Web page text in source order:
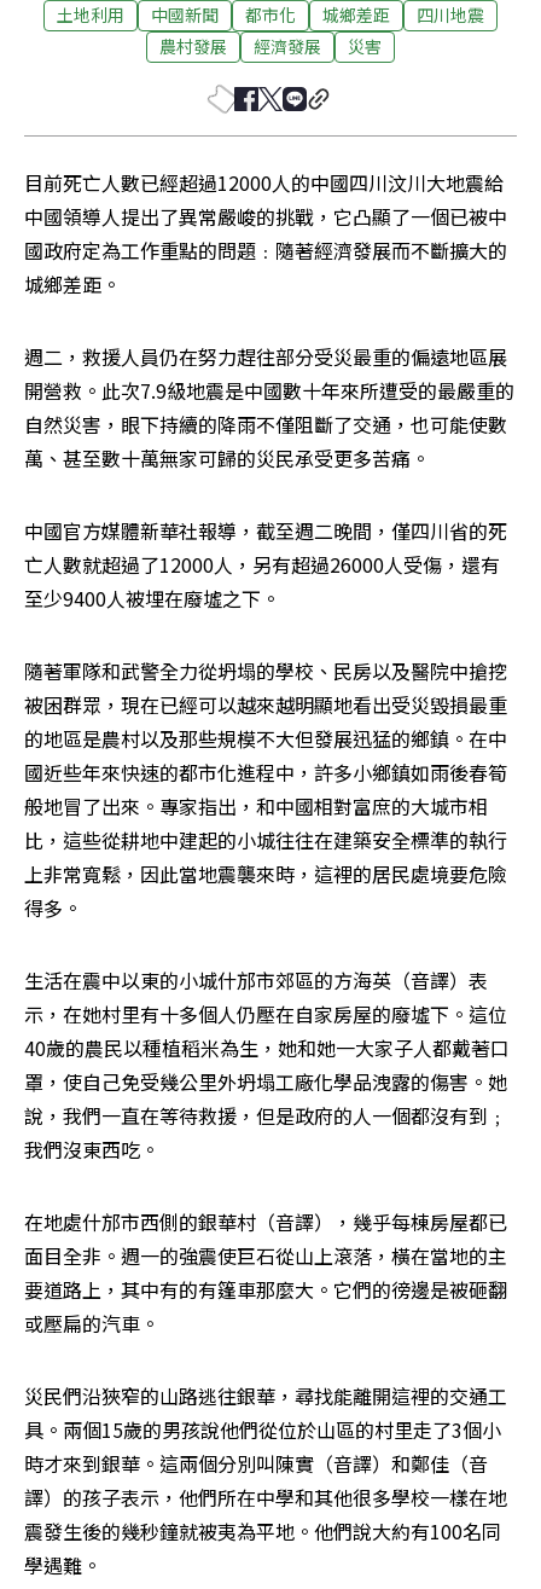
土地利用 中國新聞 都市化 城鄉差距
四川地震
農村發展
經濟發展 災害
目前死亡人數已經超過12000人的中國四川汶川大地震給
中國領導人提出了異常嚴峻的挑戰，它凸顯了一個已被中
國政府定為工作重點的問題﹕隨著經濟發展而不斷擴大的
城鄉差距。
週二，救援人員仍在努力趕往部分受災最重的偏遠地區展
開營救。此次7.9級地震是中國數十年來所遭受的最嚴重的
自然災害，眼下持續的降雨不僅阻斷了交通，也可能使數
萬、甚至數十萬無家可歸的災民承受更多苦痛。
中國官方媒體新華社報導，截至週二晚間，僅四川省的死
亡人數就超過了12000人，另有超過26000人受傷，還有
至少9400人被埋在廢墟之下。
隨著軍隊和武警全力從坍塌的學校、民房以及醫院中搶挖
被困群眾，現在已經可以越來越明顯地看出受災毀損最重
的地區是農村以及那些規模不大但發展迅猛的鄉鎮。在中
國近些年來快速的都市化進程中，許多小鄉鎮如雨後春筍
般地冒了出來。專家指出，和中國相對富庶的大城市相
比，這些從耕地中建起的小城往往在建築安全標準的執行
上非常寬鬆，因此當地震襲來時，這裡的居民處境要危險
得多。
生活在震中以東的小城什邡市郊區的方海英（音譯）表
示，在她村里有十多個人仍壓在自家房屋的廢墟下。這位
40歲的農民以種植稻米為生，她和她一大家子人都戴著口
罩，使自己免受幾公里外坍塌工廠化學品洩露的傷害。她
說，我們一直在等待救援，但是政府的人一個都沒有到﹔
我們沒東西吃。
在地處什邡市西側的銀華村（音譯），幾乎每棟房屋都已
面目全非。週一的強震使巨石從山上滾落，橫在當地的主
要道路上，其中有的有篷車那麼大。它們的徬邊是被砸翻
或壓扁的汽車。
災民們沿狹窄的山路逃往銀華，尋找能離開這裡的交通工
具。兩個15歲的男孩說他們從位於山區的村里走了3個小
時才來到銀華。這兩個分別叫陳實（音譯）和鄭佳（音
譯）的孩子表示，他們所在中學和其他很多學校一樣在地
震發生後的幾秒鐘就被夷為平地。他們說大約有100名同
學遇難。